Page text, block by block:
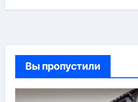
Вы пропустили